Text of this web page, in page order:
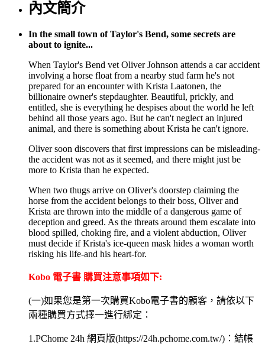
內文簡介
In the small town of Taylor's Bend, some secrets are
about to ignite...
When Taylor's Bend vet Oliver Johnson attends a car accident
involving a horse float from a nearby stud farm he's not
prepared for an encounter with Krista Laatonen, the
billionaire owner's stepdaughter. Beautiful, prickly, and
entitled, she is everything he despises about the world he left
behind all those years ago. But he can't neglect an injured
animal, and there is something about Krista he can't ignore.
Oliver soon discovers that first impressions can be misleading-
the accident was not as it seemed, and there might just be
more to Krista than he expected.
When two thugs arrive on Oliver's doorstep claiming the
horse from the accident belongs to their boss, Oliver and
Krista are thrown into the middle of a dangerous game of
deception and greed. As the threats around them escalate into
blood spilled, choking fire, and a violent abduction, Oliver
must decide if Krista's ice-queen mask hides a woman worth
risking his life-and his heart-for.
Kobo 電子書 購買注意事項如下:
(一)如果您是第一次購買Kobo電子書的顧客，請依以下
兩種購買方式擇一進行綁定：
1.PChome 24h 網頁版(https://24h.pchome.com.tw/)：結帳